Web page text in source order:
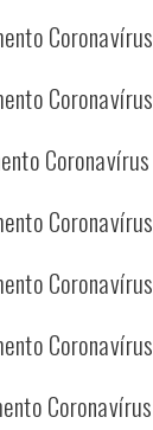
Coronavírus
Coronavírus
Coronavírus
Coronavírus
Coronavírus
Coronavírus
Coronavírus